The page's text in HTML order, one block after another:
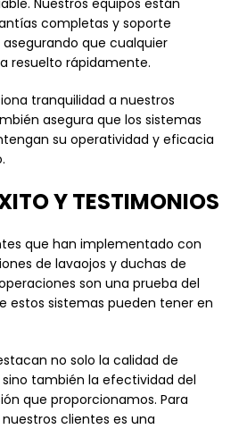
Nuestros equipos están
completas y soporte
que cualquier
resuelto rápidamente.
tranquilidad a nuestros
asegura que los sistemas
su operatividad y eficacia
Y TESTIMONIOS
que han implementado con
de lavaojos y duchas de
son una prueba del
estos sistemas pueden tener en
no solo la calidad de
también la efectividad del
que proporcionamos. Para
clientes es una